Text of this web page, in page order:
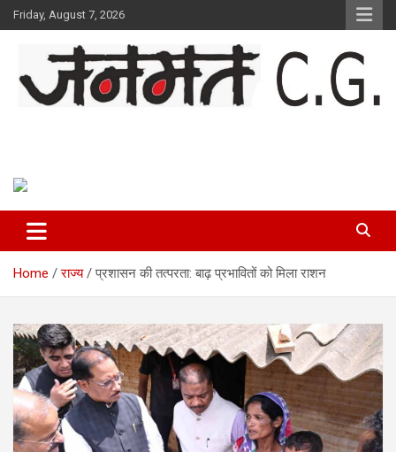
Skip
to
Friday, August 7, 2026
Home राज्य प्रशासन की तत्परता: बाढ़ प्रभावितों को मिला राशन